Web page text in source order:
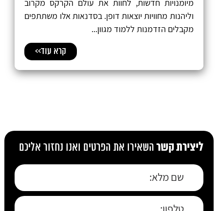
מיומנויות חדשות, לחוות את עולם הקרקס מקרוב
וליהנות מחוויות יוצאות דופן. בסדנאות אלו משתתפים
מקבלים הזדמנות ללמוד מגוון...
קרא עוד>>
ליצירת קשרהשאירו את הפרטים ואנו נחזור אליכם